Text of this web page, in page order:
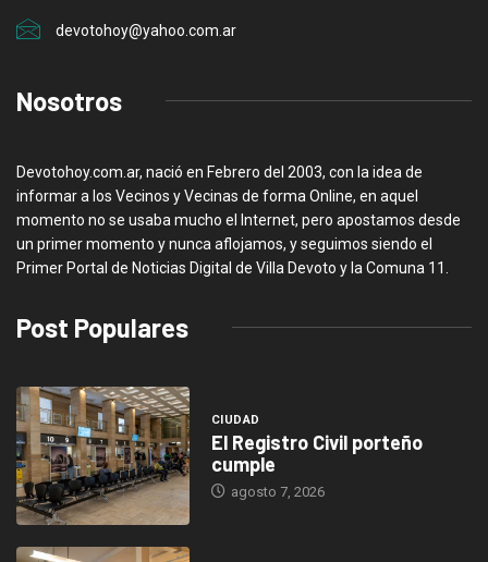
devotohoy@yahoo.com.ar
Nosotros
Devotohoy.com.ar, nació en Febrero del 2003, con la idea de
informar a los Vecinos y Vecinas de forma Online, en aquel
momento no se usaba mucho el Internet, pero apostamos desde
un primer momento y nunca aflojamos, y seguimos siendo el
Primer Portal de Noticias Digital de Villa Devoto y la Comuna 11.
Post Populares
CIUDAD
El Registro Civil porteño
cumple
agosto 7, 2026